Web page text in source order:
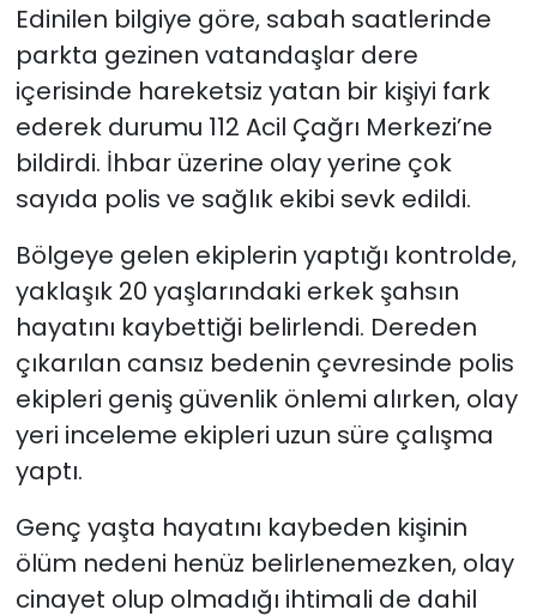
Edinilen bilgiye göre, sabah saatlerinde
parkta gezinen vatandaşlar dere
içerisinde hareketsiz yatan bir kişiyi fark
ederek durumu 112 Acil Çağrı Merkezi’ne
bildirdi. İhbar üzerine olay yerine çok
sayıda polis ve sağlık ekibi sevk edildi.
Bölgeye gelen ekiplerin yaptığı kontrolde,
yaklaşık 20 yaşlarındaki erkek şahsın
hayatını kaybettiği belirlendi. Dereden
çıkarılan cansız bedenin çevresinde polis
ekipleri geniş güvenlik önlemi alırken, olay
yeri inceleme ekipleri uzun süre çalışma
yaptı.
Genç yaşta hayatını kaybeden kişinin
ölüm nedeni henüz belirlenemezken, olay
cinayet olup olmadığı ihtimali de dahil